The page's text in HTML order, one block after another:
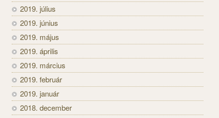
2019. július
2019. június
2019. május
2019. április
2019. március
2019. február
2019. január
2018. december